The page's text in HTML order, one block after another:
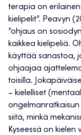
terapia on erilainen
kielipelit”. Peavyn
”ohjaus on
kaikkea kielipeliä.
käyttää sanastoa,
ohjaajaa
toisilla.
– kielelliset
ongelmanratkaisun
siitä, minkä
Kyseessä on